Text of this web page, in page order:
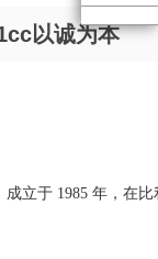
以诚为本
立于 1985 年，在